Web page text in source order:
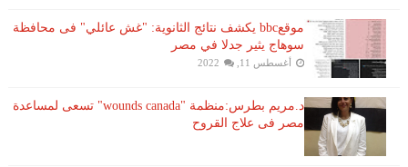
موقعbbc يكشف نتائج الثانوية: "غش عائلي" فى محافظة
سوهاج يثير جدلا في مصر
أغسطس 11, 2022
د.مريم بطرس:منظمة "wounds canada" تسعى لمساعدة
مصر فى علاج القروح